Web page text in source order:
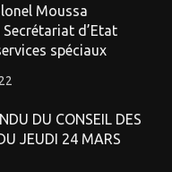
Moussa
d’Etat
spéciaux
DU CONSEIL DES
JEUDI 24 MARS